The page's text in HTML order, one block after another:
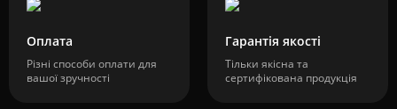
Оплата
Різні способи оплати для
вашої зручності
Гарантія якості
Тільки якісна та
сертифікована продукція